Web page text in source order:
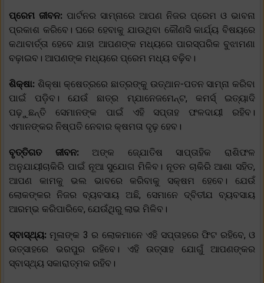
ପ୍ରେମ ଜୀବନ: ପାର୍ଟନର ସାମ୍ନାରେ ଆପଣ ନିଜର ପ୍ରେମ ଓ ଭାବନା
ପ୍ରକାଶ କରିବେ। ଘରେ ହେବାକୁ ଯାଉଥିବା କୌଣସି କାର୍ଯ୍ୟ ବିଷୟରେ
କଥାବାର୍ତ୍ତା ହେବେ ଯାହା ଆପଣଙ୍କ ମଧ୍ୟରେ ପାରସ୍ପରିକ ବୁଝାମଣା
ବଢ଼ାଇବ। ଆପଣଙ୍କ ମଧ୍ୟରେ ପ୍ରେମ ମଧ୍ୟ ବଢ଼ିବ।
ଶିକ୍ଷା: ଶିକ୍ଷା କ୍ଷେତ୍ରରେ ଛାତ୍ରଙ୍କୁ ଉତ୍ଥାନ-ପତନ ସାମ୍ନା କରିବା
ପାଇଁ ପଡ଼ିବ। ଯେଉଁ ଛାତ୍ର ମ୍ଯାନେଜମେନ୍ଟ, କମର୍ସ୍ ଇତ୍ୟାଦି
ପଢ଼ୁଛନ୍ତି ସେମାନଙ୍କ ପାଇଁ ଏହି ସପ୍ତାହ ଫଳଦାୟୀ ରହିବ।
ଏମାନଙ୍କର ନିଷ୍ପତି ନେବାର କ୍ଷମତା ଦୃଢ଼ ହେବ।
ବୃତ୍ତିଗତ ଜୀବନ: ଅଙ୍କ ଜ୍ଯୋତିଷ ସାପ୍ତାହିକ ରାଶିଫଳ
ଅନୁଯାୟୀଚାକିରି ପାଇଁ ନୂଆ ସୁଯୋଗ ମିଳିବ। ନୂତନ ଚାକିରି ଆଶା ସହିତ,
ଆପଣ କାମକୁ ଭଲ ଭାବରେ କରିବାକୁ ସକ୍ଷମ ହେବେ। ଯେଉଁ
ଲୋକଙ୍କର ନିଜର ବ୍ୟବସାୟ ଅଛି, ସେମାନେ ଦ୍ବିତୀଯ ବ୍ୟବସାୟ
ଆରମ୍ଭ କରିପାରିବେ, ଯେଉଁଥିରୁ ଲାଭ ମିଳିବ।
ସ୍ବାସ୍ଥ୍ୟ:ମୂଳାଙ୍କ 3 ର ଲୋକମାନେ ଏହି ସପ୍ତାହରେ ଫିଟ ରହିବେ, ଓ
ଉତ୍ସାହରେ ଭରପୁର ରହିବେ। ଏହି ଉତ୍ସାହ ଯୋଗୁଁ ଆପଣଙ୍କର
ସ୍ବାସ୍ଥ୍ୟ ସକାରାତ୍ମକ ରହିବ।